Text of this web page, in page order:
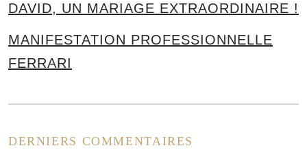
DAVID, UN MARIAGE EXTRAORDINAIRE !
MANIFESTATION PROFESSIONNELLE
FERRARI
DERNIERS COMMENTAIRES